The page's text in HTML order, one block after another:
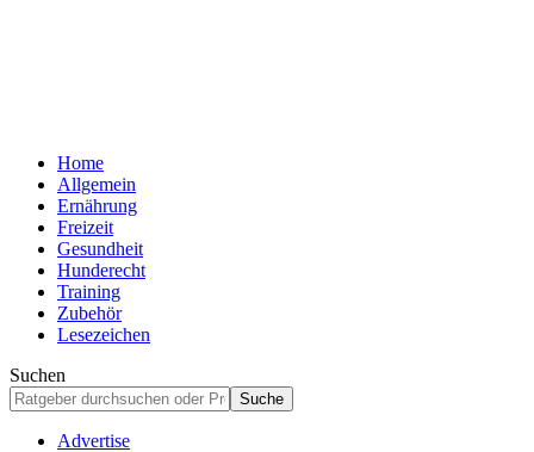
Home
Allgemein
Ernährung
Freizeit
Gesundheit
Hunderecht
Training
Zubehör
Lesezeichen
Suchen
Advertise